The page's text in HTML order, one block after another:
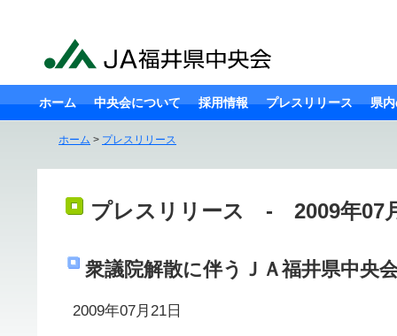
ホーム 中央会について 採用情報 プレスリリース 県
ホーム > プレスリリース
プレスリリース - 2009年07
衆議院解散に伴うＪＡ福井県中央
2009年07月21日